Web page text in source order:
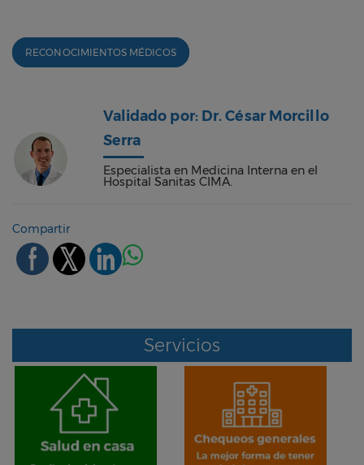
RECONOCIMIENTOS MÉDICOS
Validado por: Dr. César Morcillo
Serra
Especialista en Medicina Interna en el
Hospital Sanitas CIMA.
Compartir
Servicios